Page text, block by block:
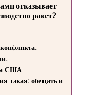
отказывает
ракет?
США
такая: обещать и